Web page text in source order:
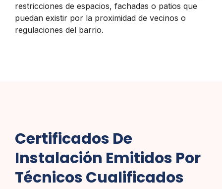
restricciones de espacios, fachadas o patios que
puedan existir por la proximidad de vecinos o
regulaciones del barrio.
Certificados De
Instalación Emitidos Por
Técnicos Cualificados